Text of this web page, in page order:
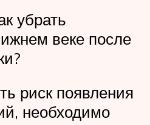
убрать
веке после
риск появления
необходимо